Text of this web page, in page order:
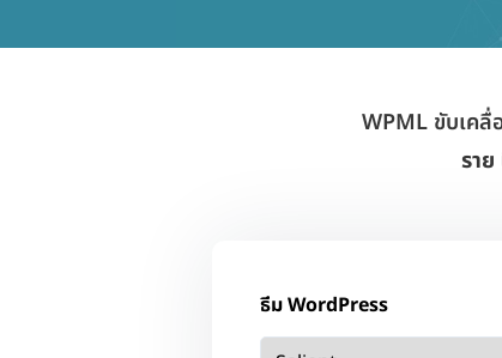
WPML ขับเคลื่
ราย
ธีม WordPress